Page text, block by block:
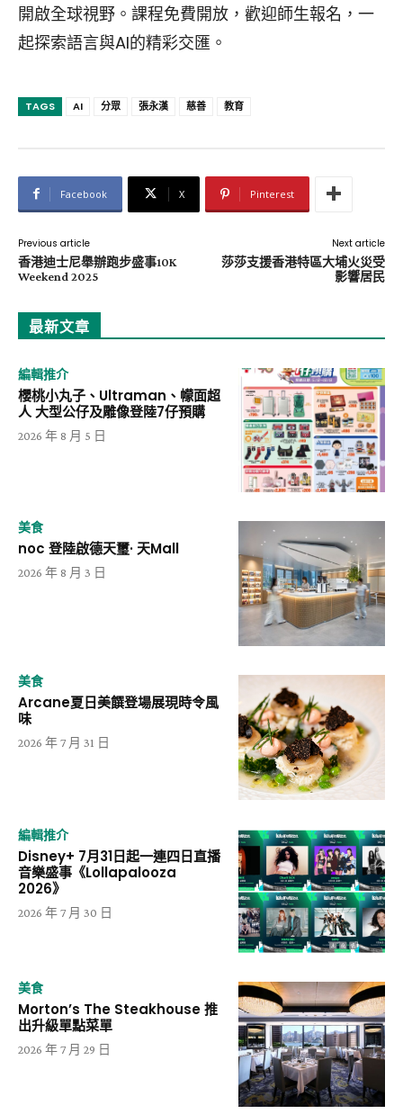
開啟全球視野。課程免費開放，歡迎師生報名，一
起探索語言與AI的精彩交匯。
TAGS AI 分眾 張永漢 慈善 教育
Facebook X Pinterest
Previous article
香港迪士尼舉辦跑步盛事10K
Weekend 2025
Next article
莎莎支援香港特區大埔火災受
影響居民
最新文章
編輯推介
櫻桃小丸子、Ultraman、幪面超
人 大型公仔及雕像登陸7仔預購
2026 年 8 月 5 日
美食
noc 登陸啟德天璽· 天Mall
2026 年 8 月 3 日
美食
Arcane夏日美饌登場展現時令風
味
2026 年 7 月 31 日
編輯推介
Disney+ 7月31日起一連四日直播
音樂盛事《Lollapalooza
2026》
2026 年 7 月 30 日
美食
Morton’s The Steakhouse 推
出升級單點菜單
2026 年 7 月 29 日